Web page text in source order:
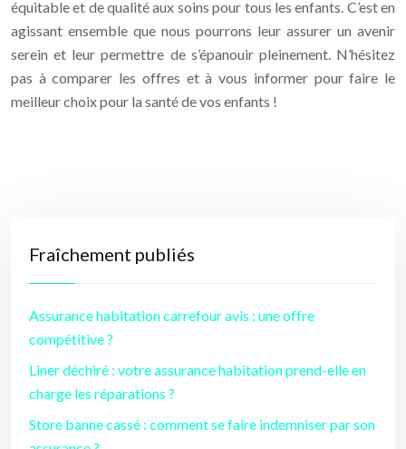
équitable et de qualité aux soins pour tous les enfants. C’est en
agissant ensemble que nous pourrons leur assurer un avenir
serein et leur permettre de s’épanouir pleinement. N’hésitez
pas à comparer les offres et à vous informer pour faire le
meilleur choix pour la santé de vos enfants !
Fraîchement publiés
Assurance habitation carrefour avis : une offre
compétitive ?
Liner déchiré : votre assurance habitation prend-elle en
charge les réparations ?
Store banne cassé : comment se faire indemniser par son